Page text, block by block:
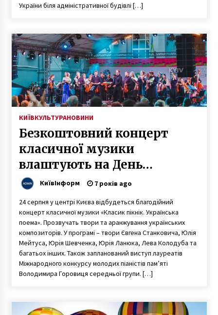
України біля адміністративної будівлі […]
КИЇВКУЛЬТУРАНОВИНИ
Безкоштовний концерт
класичної музики
влаштують на День
Незалежності
КиївІнформ 7 років ago
24 серпня у центрі Києва відбудеться благодійний
концерт класичної музики «Класик пікнік. Українська
поема». Прозвучать твори та аранжування українських
композиторів. У програмі – твори Євгена Станковича, Юлія
Мейтуса, Юрія Шевченка, Юрія Ланюка, Лева Колодуба та
багатьох інших. Також запланований виступ лауреатів
Міжнародного конкурсу молодих піаністів пам’яті
Володимира Горовиця середньої групи. […]